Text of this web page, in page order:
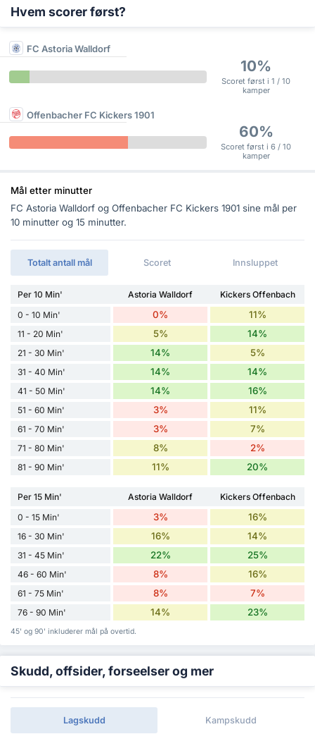
Hvem scorer først?
FC Astoria Walldorf
10%
Scoret først i 1 / 10
kamper
Offenbacher FC Kickers 1901
60%
Scoret først i 6 / 10
kamper
Mål etter minutter
FC Astoria Walldorf og Offenbacher FC Kickers 1901 sine mål per
10 minutter og 15 minutter.
Totalt antall mål Scoret Innsluppet
Per 10 Min' Astoria Walldorf
Kickers Offenbach
0 - 10 Min'
0% 11%
11 - 20 Min' 5% 14%
21 - 30 Min' 14% 5%
31 - 40 Min' 14% 14%
41 - 50 Min' 14% 16%
51 - 60 Min' 3% 11%
61 - 70 Min' 3% 7%
71 - 80 Min' 8% 2%
81 - 90 Min' 11% 20%
Per 15 Min' Astoria Walldorf
Kickers Offenbach
0 - 15 Min'
3% 16%
16 - 30 Min' 16% 14%
31 - 45 Min' 22% 25%
46 - 60 Min' 8% 16%
61 - 75 Min' 8% 7%
76 - 90 Min' 14% 23%
45' og 90' inkluderer mål på overtid.
Skudd, offsider, forseelser og mer
Lagskudd Kampskudd